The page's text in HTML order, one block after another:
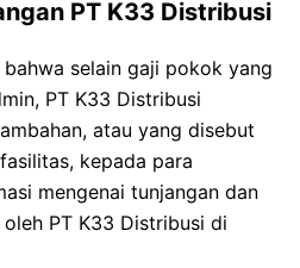
PT K33 Distribusi
selain gaji pokok yang
PT K33 Distribusi
atau yang disebut
kepada para
mengenai tunjangan dan
PT K33 Distribusi di